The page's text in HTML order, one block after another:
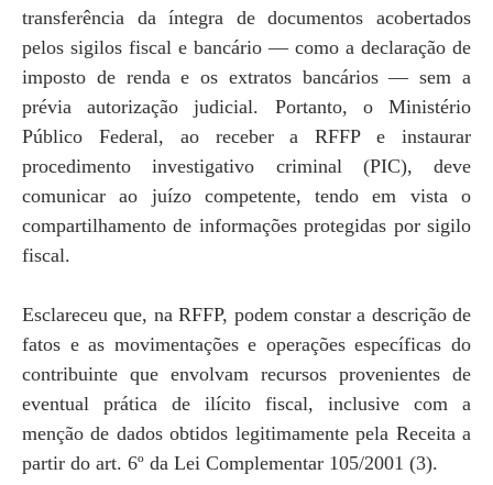
transferência da íntegra de documentos acobertados
pelos sigilos fiscal e bancário — como a declaração de
imposto de renda e os extratos bancários — sem a
prévia autorização judicial. Portanto, o Ministério
Público Federal, ao receber a RFFP e instaurar
procedimento investigativo criminal (PIC), deve
comunicar ao juízo competente, tendo em vista o
compartilhamento de informações protegidas por sigilo
fiscal.
Esclareceu que, na RFFP, podem constar a descrição de
fatos e as movimentações e operações específicas do
contribuinte que envolvam recursos provenientes de
eventual prática de ilícito fiscal, inclusive com a
menção de dados obtidos legitimamente pela Receita a
partir do art. 6º da Lei Complementar 105/2001 (3).